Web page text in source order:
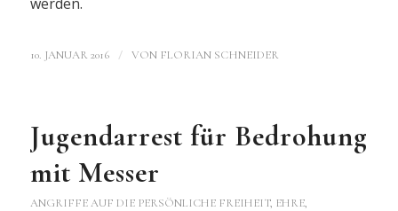
10. JANUAR 2016 / VON FLORIAN SCHNEIDER
Jugendarrest für Bedrohung
mit Messer
ANGRIFFE AUF DIE PERSÖNLICHE FREIHEIT, EHRE,